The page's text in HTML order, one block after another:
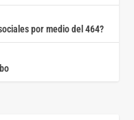
por medio del 464?